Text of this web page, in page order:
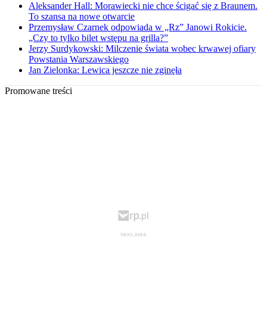
Aleksander Hall: Morawiecki nie chce ścigać się z Braunem.
To szansa na nowe otwarcie
Przemysław Czarnek odpowiada w „Rz” Janowi Rokicie.
„Czy to tylko bilet wstępu na grilla?”
Jerzy Surdykowski: Milczenie świata wobec krwawej ofiary
Powstania Warszawskiego
Jan Zielonka: Lewica jeszcze nie zginęła
Promowane treści